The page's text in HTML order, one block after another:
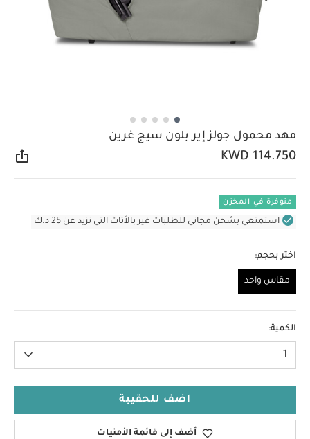
مهد محمول جولز إير بلون سيج غرين
KWD 114.750
متوفرة في المخزن
استمتعي بشحن مجاني للطلبات غير بالأثاث التي تزيد عن 25 د.ك
اختر بحجم:
مقاس واحد
الكمية:
1
اضف للحقيبة
أضف إلى قائمة الأمنيات